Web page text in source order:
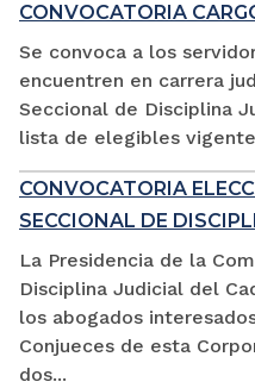
CONVOCATORIA
Se convoca a los
encuentren en carrera
Seccional de Disciplina
lista de elegibles
CONVOCATORIA
SECCIONAL DE
La Presidencia de la
Disciplina Judicial del
los abogados
Conjueces de esta
dos...